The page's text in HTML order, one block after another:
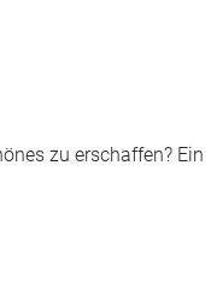
zu erschaffen? Ein